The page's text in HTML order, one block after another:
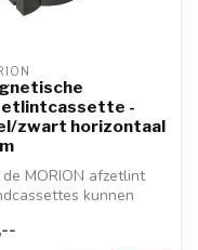
-
zwart horizontaal
de MORION afzetlint
kunnen
effe...